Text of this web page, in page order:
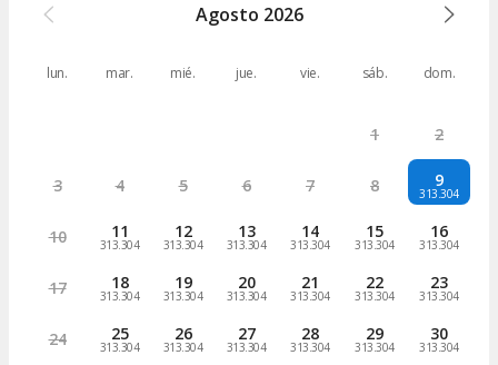
Agosto 2026
lun. mar. mié. jue. vie. sáb. dom.
1 2
3 4 5 6 7 8 9
313.304
10 11
313.304
12
313.304
13
313.304
14
313.304
15
313.304
16
313.304
17 18
313.304
19
313.304
20
313.304
21
313.304
22
313.304
23
313.304
24 25
313.304
26
313.304
27
313.304
28
313.304
29
313.304
30
313.304